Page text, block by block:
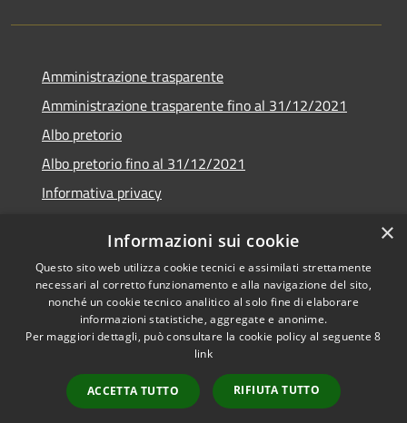
Amministrazione trasparente
Amministrazione trasparente fino al 31/12/2021
Albo pretorio
Albo pretorio fino al 31/12/2021
Informativa privacy
Dichiarazione di accessibilità
RSS
Copyright © 2026 • Comune di
Municipium•
Accesso
redazione
×
Informazioni sui cookie
Questo sito web utilizza cookie tecnici e assimilati strettamente
necessari al corretto funzionamento e alla navigazione del sito,
nonché un cookie tecnico analitico al solo fine di elaborare
informazioni statistiche, aggregate e anonime.
Per maggiori dettagli, può consultare la cookie policy al seguente8
link
ACCETTA TUTTO RIFIUTA TUTTO